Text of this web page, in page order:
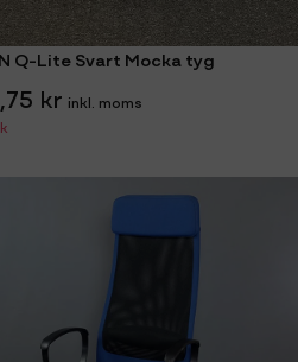
Q-Lite Svart Mocka tyg
kr